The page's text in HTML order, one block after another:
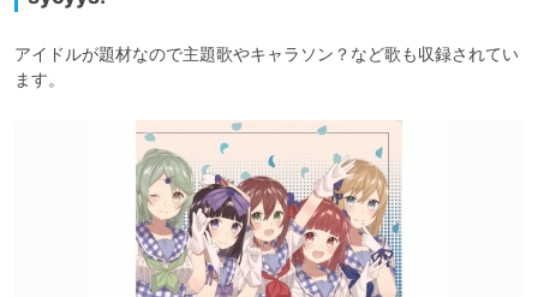
アイドルが題材なので主題歌やキャラソン？など歌も収録されてい
ます。